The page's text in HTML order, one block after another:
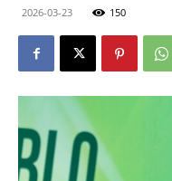
2026-03-23 150